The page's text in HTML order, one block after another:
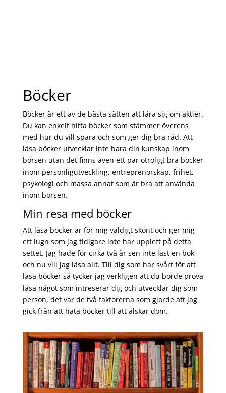
Böcker
Böcker är ett av de bästa sätten att lära sig om aktier.
Du kan enkelt hitta böcker som stämmer överens
med hur du vill spara och som ger dig bra råd. Att
läsa böcker utvecklar inte bara din kunskap inom
börsen utan det finns även ett par otroligt bra böcker
inom personligutveckling, entreprenörskap, frihet,
psykologi och massa annat som är bra att använda
inom börsen.
Min resa med böcker
Att läsa böcker är för mig väldigt skönt och ger mig
ett lugn som jag tidigare inte har uppleft på detta
settet. Jag hade för cirka två år sen inte läst en bok
och nu vill jag läsa allt. Till dig som har svårt för att
läsa böcker så tycker jag verkligen att du borde prova
läsa något som intreserar dig och utvecklar dig som
person, det var de två faktorerna som gjorde att jag
gick från att hata böcker till att älskar dom.